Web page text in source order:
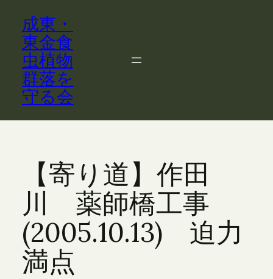
成東・
東金食
虫植物
群落を
守る会
【寄り道】作田
川 薬師橋工事
(2005.10.13) 迫力
満点